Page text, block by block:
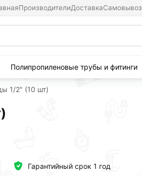
ПроизводителиДоставкаСамовывоз
Полипропиленовые трубы и фитинги
1/2" (10 шт)
Гарантийный срок 1 год